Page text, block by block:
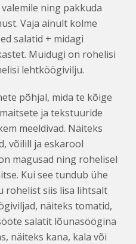
ning pakkuda
Vaja ainult kolme
salatid + midagi
Muidugi on rohelisi
lehtköögivilju.
põhjal, mida te kõige
ja tekstuuride
meeldivad. Näiteks
võilill ja eskarool
magusad ning rohelisel
Kui see tundub ühe
rohelist siis lisa lihtsalt
näiteks tomatid,
salatit lõunasöögina
näiteks kana, kala või